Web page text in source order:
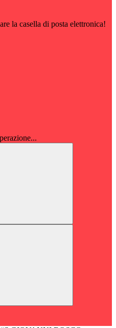
la casella di posta elettronica!